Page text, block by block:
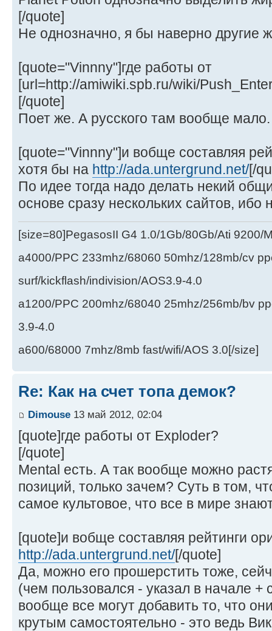
[/quote]
Не однозначно, я бы наверно другие
[quote="Vinnny"]где работы от
[url=http://amiwiki.spb.ru/wiki/
[/quote]
Поет же. А русского там вообще мало.
[quote="Vinnny"]и вобще составляя
хотя бы на http://ada.untergrund.net/[/
По идее тогда надо делать некий
основе сразу нескольких сайтов,
[size=80]PegasosII G4 1.0/1Gb/80Gb/Ati 9200/
a4000/PPC 233mhz/68060 50mhz/128mb/cv
surf/kickflash/indivision/AOS3.9-4.0
a1200/PPC 200mhz/68040 25mhz/256mb/bv
3.9-4.0
a600/68000 7mhz/8mb fast/wifi/AOS 3.0[/size]
Re: Как на счет топа демок?
Dimouse 13 май 2012, 02:04
[quote]где работы от Exploder?
[/quote]
Mental есть. А так вообще можно
позиций, только зачем? Суть в том,
самое культовое, что все в мире
[quote]и вобще составляя рейтинги
http://ada.untergrund.net/[/quote]
Да, можно его прошерстить тоже,
(чем пользовался - указал в начале +
вообще все могут добавить то, что
крутым самостоятельно - это ведь